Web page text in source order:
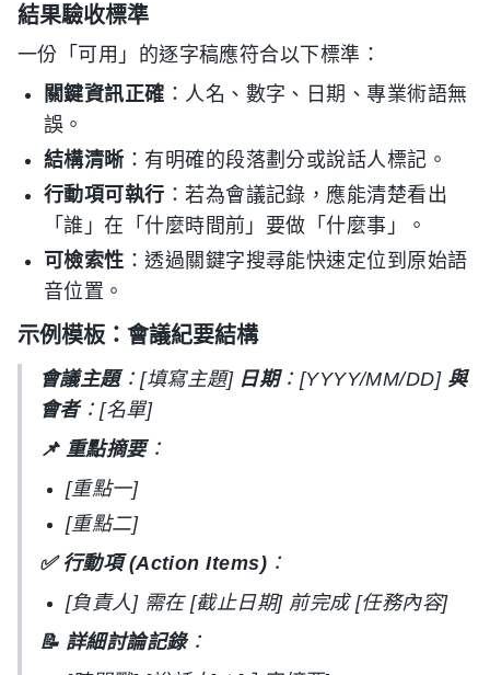
結果驗收標準
一份「可用」的逐字稿應符合以下標準：
關鍵資訊正確 ：人名、數字、日期、專業術語無
誤。
結構清晰 ：有明確的段落劃分或說話人標記。
行動項可執行 ：若為會議記錄，應能清楚看出
「誰」在「什麼時間前」要做「什麼事」。
可檢索性 ：透過關鍵字搜尋能快速定位到原始語
音位置。
示例模板：會議紀要結構
會議主題：[填寫主題] 日期：[YYYY/MM/DD] 與
會者：[名單]
📌 重點摘要：
[重點一]
[重點二]
✅ 行動項 (Action Items) ：
[負責人] 需在 [截止日期] 前完成 [任務內容]
📝 詳細討論記錄：